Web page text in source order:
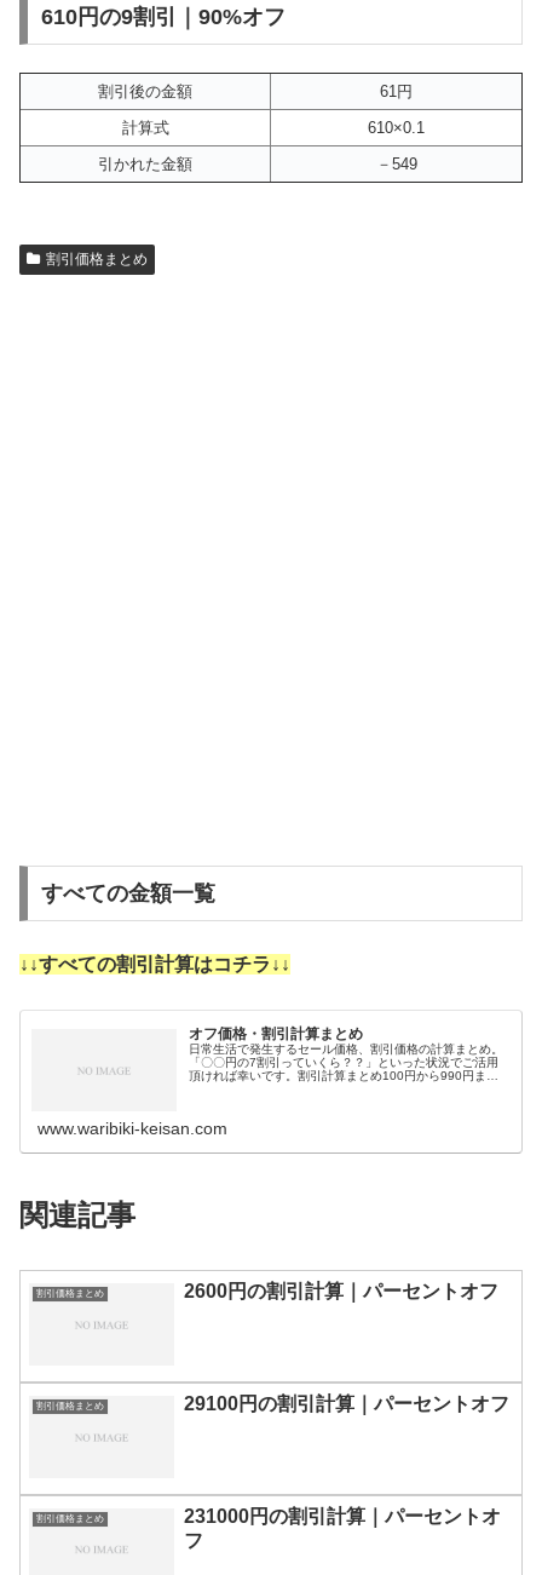
610円の9割引｜90%オフ
割引後の金額
61円
計算式
610×0.1
引かれた金額
－549
割引価格まとめ
すべての金額一覧
↓↓すべての割引計算はコチラ↓↓
オフ価格・割引計算まとめ
日常生活で発生するセール価格、割引価格の計算まとめ。
「〇〇円の7割引っていくら？？」といった状況でご活用
頂ければ幸いです。割引計算まとめ100円から990円まで
www.waribiki-keisan.com
関連記事
割引価格まとめ 2600円の割引計算｜パーセントオフ
割引価格まとめ 29100円の割引計算｜パーセントオフ
割引価格まとめ
231000円の割引計算｜パーセントオ
フ